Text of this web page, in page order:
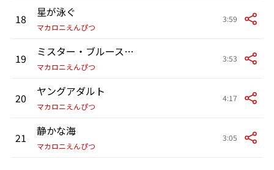
18 星が泳ぐ
マカロニえんぴつ
3:59
19 ミスター・ブルースカイ
マカロニえんぴつ
3:53
20 ヤングアダルト
マカロニえんぴつ
4:17
21 静かな海
マカロニえんぴつ
3:05